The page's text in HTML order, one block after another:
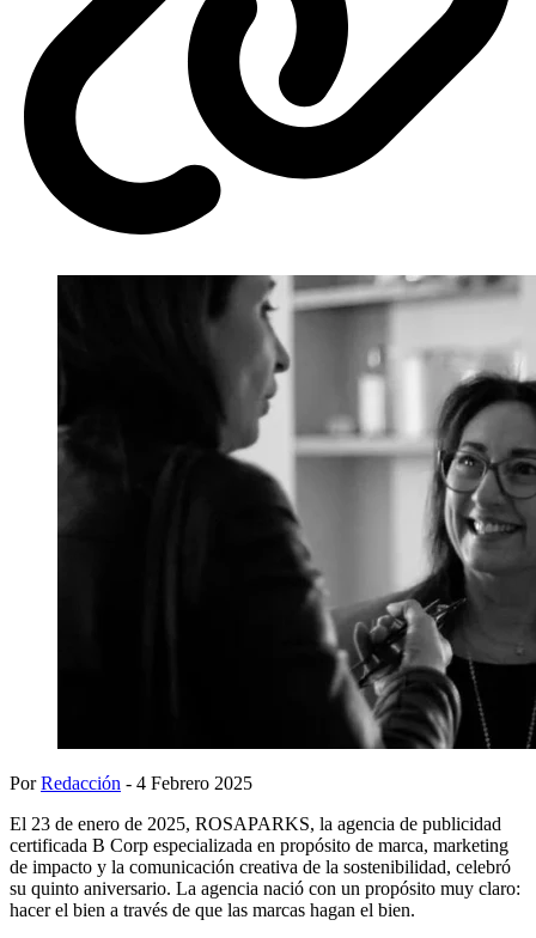
PorRedacción - 4 Febrero 2025
El 23 de enero de 2025, ROSAPARKS, la agencia de publicidad
certificada B Corp especializada en propósito de marca, marketing
de impacto y la comunicación creativa de la sostenibilidad, celebró
su quinto aniversario. La agencia nació con un propósito muy claro:
hacer el bien a través de que las marcas hagan el bien.